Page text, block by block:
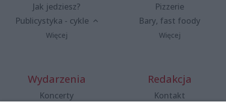
Jak jedziesz?
Publicystyka - cykle
Więcej
Pizzerie
Bary, fast foody
Więcej
Wydarzenia
Koncerty
Redakcja
Kontakt